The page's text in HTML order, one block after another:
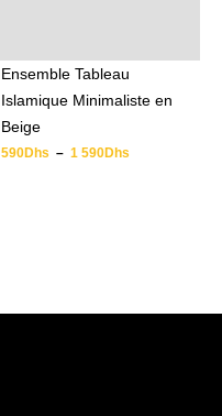
Ensemble Tableau
Islamique Minimaliste en
Beige
590Dhs – 1 590Dhs